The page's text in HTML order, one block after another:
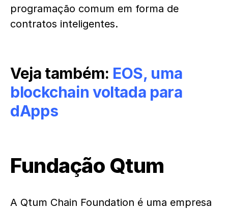
programação comum em forma de
contratos inteligentes.
Veja também: EOS, uma
blockchain voltada para
dApps
Fundação Qtum
A Qtum Chain Foundation é uma empresa